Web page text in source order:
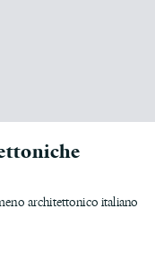
architettonico italiano